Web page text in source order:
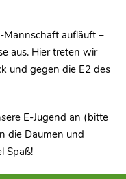
Mannschaft aufläuft –
aus. Hier treten wir
und gegen die E2 des
E-Jugend an (bitte
die Daumen und
Spaß!